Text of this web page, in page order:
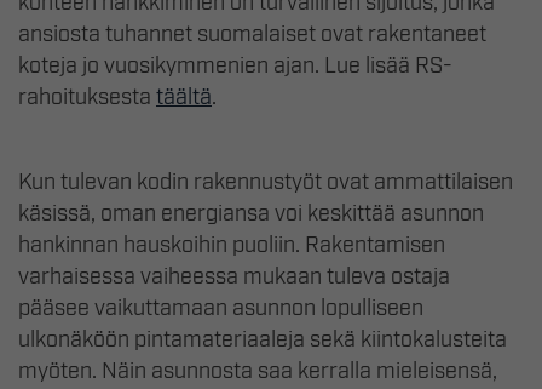
ansiosta tuhannet suomalaiset ovat rakentaneet
koteja jo vuosikymmenien ajan. Lue lisää RS-
rahoituksesta täältä.
Kun tulevan kodin rakennustyöt ovat ammattilaisen
käsissä, oman energiansa voi keskittää asunnon
hankinnan hauskoihin puoliin. Rakentamisen
varhaisessa vaiheessa mukaan tuleva ostaja
pääsee vaikuttamaan asunnon lopulliseen
ulkonäköön pintamateriaaleja sekä kiintokalusteita
myöten. Näin asunnosta saa kerralla mieleisensä,